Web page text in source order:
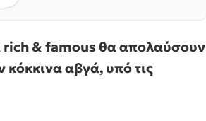
rich & famous θα απολαύσουν
αβγά, υπό τις